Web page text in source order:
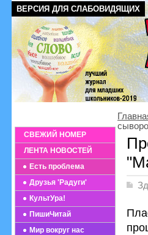
ВЕРСИЯ ДЛЯ СЛАБОВИДЯЩИХ
СВЕЖИЙ НОМЕР
ЛЕНТА НОВОСТЕЙ
Есть проблема
Друзья 'Радуги'
КультУра!
ПишиЧитай
Мир вокруг нас